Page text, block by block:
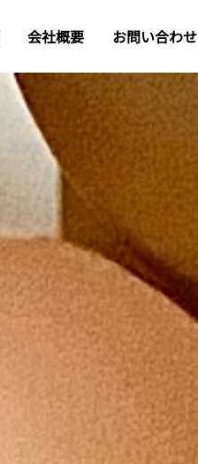
会社概要 お問い合わせ